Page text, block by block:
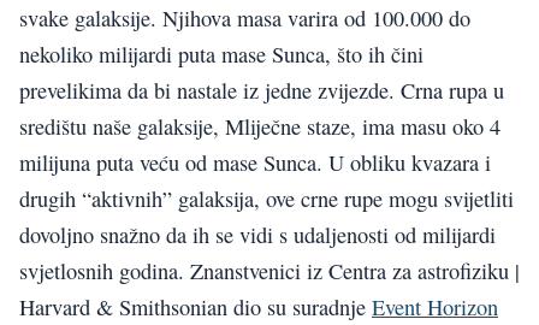
svake galaksije. Njihova masa varira od 100.000 do
nekoliko milijardi puta mase Sunca, što ih čini
prevelikima da bi nastale iz jedne zvijezde. Crna rupa u
središtu naše galaksije, Mliječne staze, ima masu oko 4
milijuna puta veću od mase Sunca. U obliku kvazara i
drugih “aktivnih” galaksija, ove crne rupe mogu svijetliti
dovoljno snažno da ih se vidi s udaljenosti od milijardi
svjetlosnih godina. Znanstvenici iz Centra za astrofiziku |
Harvard & Smithsonian dio su suradnje Event Horizon